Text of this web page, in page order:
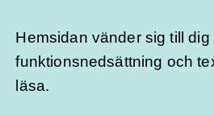
Hemsidan vänder sig till dig
funktionsnedsättning och
läsa.